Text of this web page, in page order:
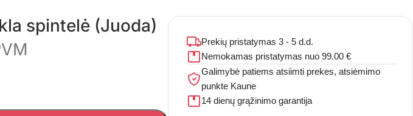
spintelė (Juoda)
Prekių pristatymas 3 - 5 d.d.
Nemokamas pristatymas nuo 99.00 €
Galimybė patiems atsiimti prekes, atsiėmimo
punkte Kaune
14 dienų grąžinimo garantija